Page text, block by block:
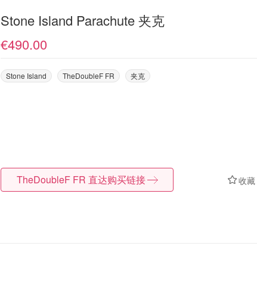
Stone Island Parachute 夹克
€490.00
Stone Island TheDoubleF FR 夹克
收藏
TheDoubleF FR 直达购买链接